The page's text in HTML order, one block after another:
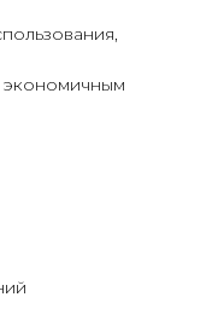
экономичным